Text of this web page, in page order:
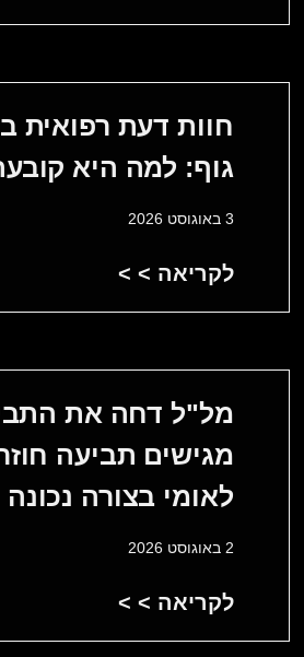
חוות דעת רפואית
גוף: למה היא
3 באוגוסט 2026
לקריאה > >
מל"ל דחה את
מגישים תביעה
לאומי בצורה נכונה
2 באוגוסט 2026
לקריאה > >